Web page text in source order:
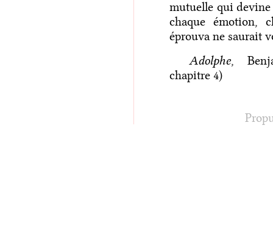
mutuelle qui devine
chaque émotion,
éprouva ne saurait
Adolphe,
chapitre 4)